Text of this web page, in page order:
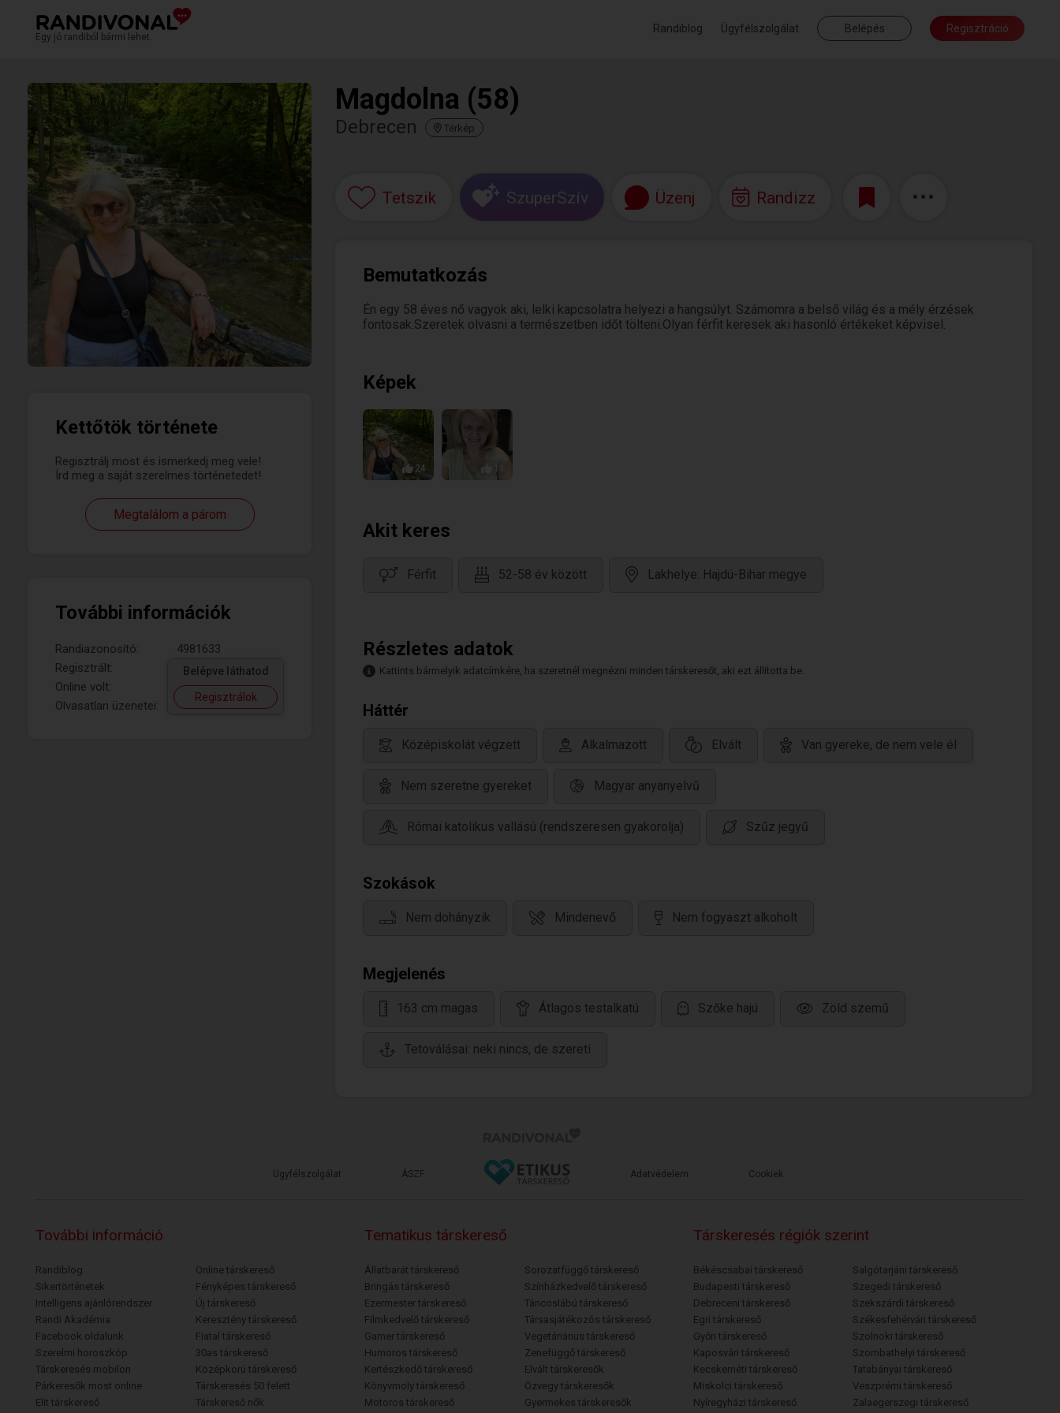
Egy jó randiból bármi lehet.
Randiblog Ügyfélszolgálat Belépés Regisztráció
Kettőtök története
Regisztrálj most és ismerkedj meg vele!
Írd meg a saját szerelmes történetedet!
Megtalálom a párom
További információk
Randiazonosító:
4981633
Regisztrált:
Online volt:
Olvasatlan üzenetei:
Belépve láthatod
Regisztrálok
Magdolna (58)
Debrecen Térkép
Tetszik SzuperSzív Üzenj Randizz
Bemutatkozás
Én egy 58 éves nő vagyok aki, lelki kapcsolatra helyezi a hangsúlyt. Számomra a belső világ és a mély érzések
fontosak.Szeretek olvasni a természetben időt tölteni.Olyan férfit keresek aki hasonló értékeket képvisel.
Képek
24
Akit keres
Férfit 52-58 év között Lakhelye: Hajdú-Bihar megye
Részletes adatok
Kattints bármelyik adatcímkére, ha szeretnél megnézni minden társkeresőt, aki ezt állította be.
Háttér
Középiskolát végzett Alkalmazott Elvált Van gyereke, de nem vele él
Nem szeretne gyereket Magyar anyanyelvű
Római katolikus vallású (rendszeresen gyakorolja) Szűz jegyű
Szokások
Nem dohányzik Mindenevő Nem fogyaszt alkoholt
Megjelenés
163 cm magas Átlagos testalkatú Szőke hajú Zöld szemű
Tetoválásai: neki nincs, de szereti
Ügyfélszolgálat ÁSZF Adatvédelem Cookiek
További információ
Randiblog
Sikertörténetek
Intelligens ajánlórendszer
Randi Akadémia
Facebook oldalunk
Szerelmi horoszkóp
Társkeresés mobilon
Párkeresők most online
Elit társkereső
Online társkereső
Fényképes társkereső
Új társkereső
Keresztény társkereső
Fiatal társkereső
30as társkereső
Középkorú társkereső
Társkeresés 50 felett
Társkereső nők
Tematikus társkereső
Állatbarát társkereső
Bringás társkereső
Ezermester társkereső
Filmkedvelő társkereső
Gamer társkereső
Humoros társkereső
Kertészkedő társkereső
Könyvmoly társkereső
Motoros társkereső
Sorozatfüggő társkereső
Színházkedvelő társkereső
Táncoslábú társkereső
Társasjátékozós társkereső
Vegetáriánus társkereső
Zenefüggő társkereső
Elvált társkeresők
Özvegy társkeresők
Gyermekes társkeresők
Társkeresés régiók szerint
Békéscsabai társkereső
Budapesti társkereső
Debreceni társkereső
Egri társkereső
Győri társkereső
Kaposvári társkereső
Kecskeméti társkereső
Miskolci társkereső
Nyíregyházi társkereső
Salgótarjáni társkereső
Szegedi társkereső
Szekszárdi társkereső
Székesfehérvári társkereső
Szolnoki társkereső
Szombathelyi társkereső
Tatabányai társkereső
Veszprémi társkereső
Zalaegerszegi társkereső